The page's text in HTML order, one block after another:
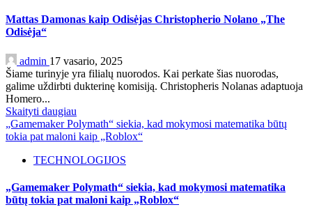
Mattas Damonas kaip Odisėjas Christopherio Nolano „The
Odisėja“
admin 17 vasario, 2025
Šiame turinyje yra filialų nuorodos. Kai perkate šias nuorodas,
galime uždirbti dukterinę komisiją. Christopheris Nolanas adaptuoja
Homero...
Skaityti daugiau
„Gamemaker Polymath“ siekia, kad mokymosi matematika būtų
tokia pat maloni kaip „Roblox“
TECHNOLOGIJOS
„Gamemaker Polymath“ siekia, kad mokymosi matematika
būtų tokia pat maloni kaip „Roblox“